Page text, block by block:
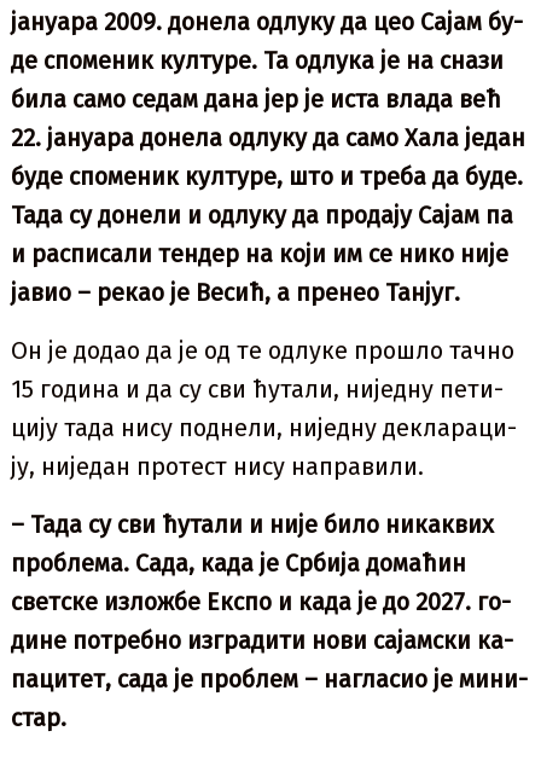
ја­ну­а­ра 2009. до­не­ла од­лу­ку да цео Са­јам бу­
де спо­ме­ник кул­ту­ре. Та од­лу­ка је на сна­зи
би­ла са­мо се­дам да­на јер је иста вла­да већ
22. ја­ну­а­ра до­не­ла од­лу­ку да са­мо Ха­ла је­дан
бу­де спо­ме­ник кул­ту­ре, што и тре­ба да бу­де.
Та­да су до­не­ли и од­лу­ку да пр­о­да­ју Са­јам па
и рас­пи­са­ли тен­дер на ко­ји им се ни­ко ни­је
ја­вио – ре­као је Ве­сић, а пре­нео Тан­југ.
Он је до­дао да је од те од­лу­ке пр­о­шло тач­но
15 го­ди­на и да су сви ћу­та­ли, ни­јед­ну пе­ти­
ци­ју та­да ни­су под­не­ли, ни­јед­ну де­кла­ра­ци­
ју, ни­је­дан пр­о­тест ни­су на­пра­ви­ли.
– Та­да су сви ћу­та­ли и ни­је би­ло ни­ка­квих
пр­о­бле­ма. Са­да, ка­да је Ср­би­ја до­ма­ћин
свет­ске из­ло­жбе Екс­по и ка­да је до 2027. го­
ди­не по­треб­но из­гра­ди­ти но­ви са­јам­ски ка­
па­ци­тет, са­да је пр­о­блем – на­гла­сио је ми­ни­
стар.